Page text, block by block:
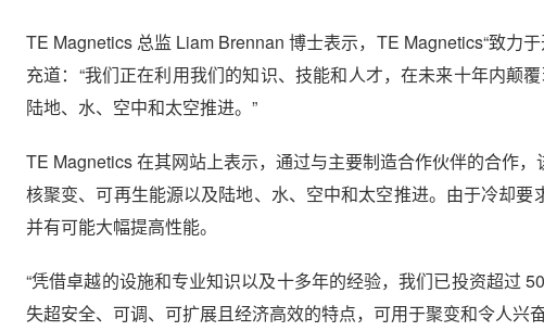
TE Magnetics 总监 Liam Brennan 博士表示，TE Magnetics“致力
充道：“我们正在利用我们的知识、技能和人才，在未来十年内颠
陆地、水、空中和太空推进。”
TE Magnetics 在其网站上表示，通过与主要制造合作伙伴的合作
核聚变、可再生能源以及陆地、水、空中和太空推进。由于冷却要
并有可能大幅提高性能。
“凭借卓越的设施和专业知识以及十多年的经验，我们已投资超过
失超安全、可调、可扩展且经济高效的特点，可用于聚变和令人兴